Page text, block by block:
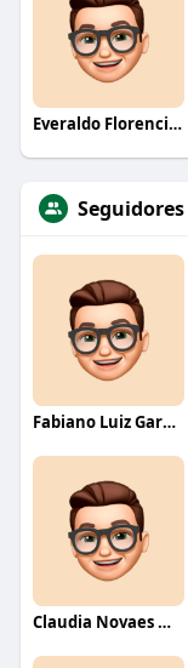
Everaldo Florencio De Melo
Seguidores
Fabiano Luiz Garcia
Claudia Novaes Novaes